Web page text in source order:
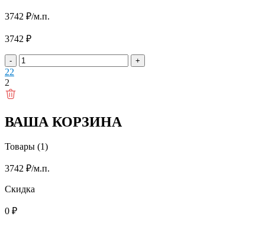
3742 ₽/м.п.
3742 ₽
- +
22
2
ВАША КОРЗИНА
Товары (1)
3742 ₽/м.п.
Скидка
0 ₽